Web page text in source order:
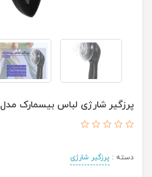
پرزگیر شارژی لباس بیسمارک مدل BML144
دسته : پرزگیر شارژی